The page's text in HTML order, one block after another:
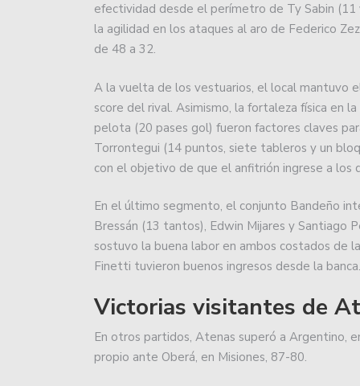
Atenas cumplió en San
Básquetbol Liga
salvación.
Lanús le empató a
la Liga.
El impactante codazo
las lesiones que sufrió.
Colón debutará en la
Estudiantes aprovechó
efectividad desde el perímetro de Ty Sabin
la agilidad en los ataques al aro de Federico
de 48 a 32.
A la vuelta de los vestuarios, el local mantuvo
score del rival. Asimismo, la fortaleza física en
pelota (20 pases gol) fueron factores claves
Torrontegui (14 puntos, siete tableros y un
con el objetivo de que el anfitrión ingrese a los
En el último segmento, el conjunto Bandeño
Bressán (13 tantos), Edwin Mijares y Santiago
sostuvo la buena labor en ambos costados de
Finetti tuvieron buenos ingresos desde la banca.
Victorias visitantes de
En otros partidos, Atenas superó a Argentino,
propio ante Oberá, en Misiones, 87-80.